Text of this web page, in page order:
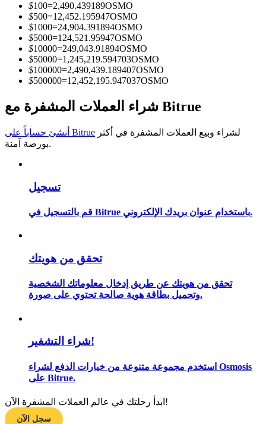
تحليل البيانات الضخمة بما في ذلك المعلومات التجارية، وما
دليل المبتدئين للعقود الآجلة
تعلم كيفية البقاء مربحة
$100=2,490.439189OSMO
$500=12,452.195947OSMO
$1000=24,904.391894OSMO
$5000=124,521.95947OSMO
$10000=249,043.91894OSMO
$50000=1,245,219.594703OSMO
$100000=2,490,439.189407OSMO
$500000=12,452,195.947037OSMO
شراء العملات المشفرة مع Bitrue
أنشئ حساباً على Bitrue
بورصة آمنة.
تسجيل
قم بالتسجيل في Bitrue باستخدام عنوان بريدك الإلكتروني.
تحقق من هويتك
تحقق من هويتك عن طريق إدخال معلوماتك الشخصية
وتحميل بطاقة هوية صالحة تحتوي على صورة.
شراء التشفير!
استخدم مجموعة متنوعة من خيارات الدفع لشراء Osmosis
على Bitrue.
ابدأ رحلتك في عالم العملات المشفرة الآن!
سجل الآن